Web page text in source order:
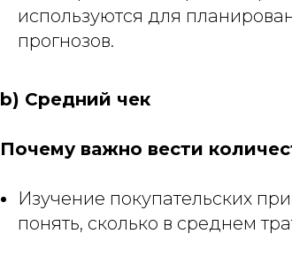
используются для
прогнозов.
b) Средний чек
Почему важно вести
Изучение покупательских
понять, сколько в среднем